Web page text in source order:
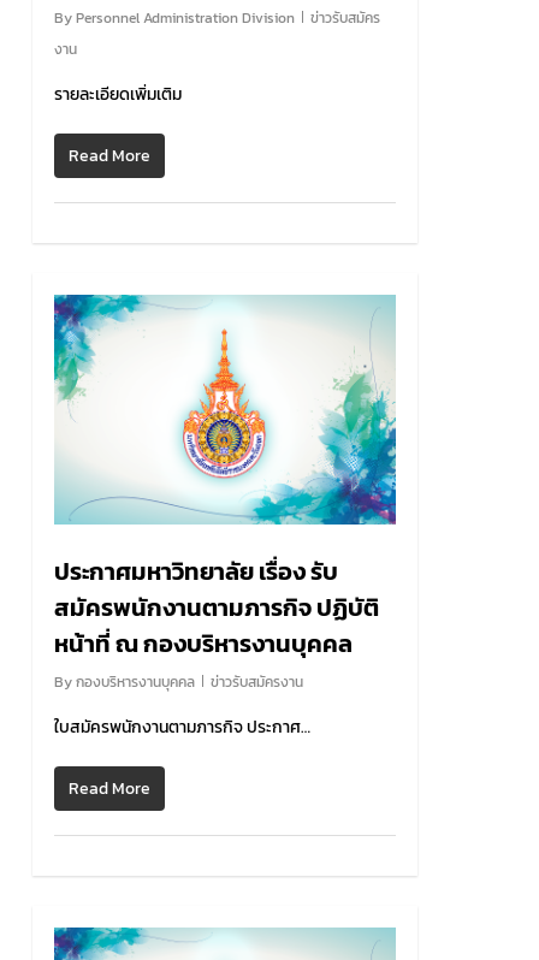
ByPersonnel Administration Division
ข่าวรับสมัคร
งาน
รายละเอียดเพิ่มเติม
Read More
ประกาศมหาวิทยาลัย เรื่อง รับ
สมัครพนักงานตามภารกิจ ปฏิบัติ
หน้าที่ ณ กองบริหารงานบุคคล
Byกองบริหารงานบุคคล ข่าวรับสมัครงาน
ใบสมัครพนักงานตามภารกิจ ประกาศ…
Read More
0
0